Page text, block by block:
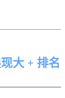
大 + 排名